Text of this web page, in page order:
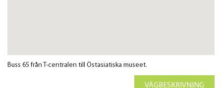
Buss 65 från T-centralen till Östasiatiska museet.
VÄGBESKRIVNING